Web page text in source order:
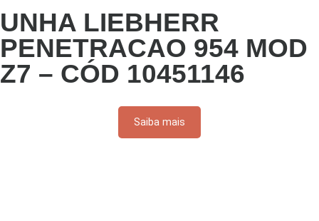
UNHA LIEBHERR
PENETRACAO 954 MOD
Z7 – CÓD 10451146
Saiba mais